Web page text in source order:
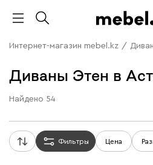
Интернет-магазин mebel.kz /
Диваны Этен в
Найдено 54
Фильтры Цена